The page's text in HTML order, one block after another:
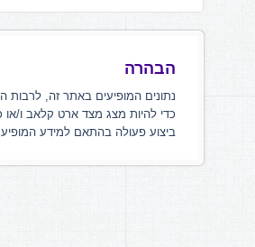
הבהרה
נתונים המופיעים באתר זה, לרבות
כדי להיות מצג מצד ארט קלאב ו/או
ביצוע פעולה בהתאם למידע המופיע